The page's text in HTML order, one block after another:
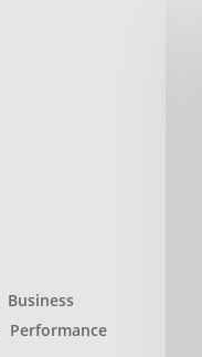
Business
Performance